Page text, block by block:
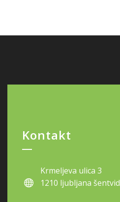
Kontakt
Krmeljeva ulica 3
1210 ljubljana šentvid